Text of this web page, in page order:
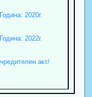
2020г.
2022г.
акт/